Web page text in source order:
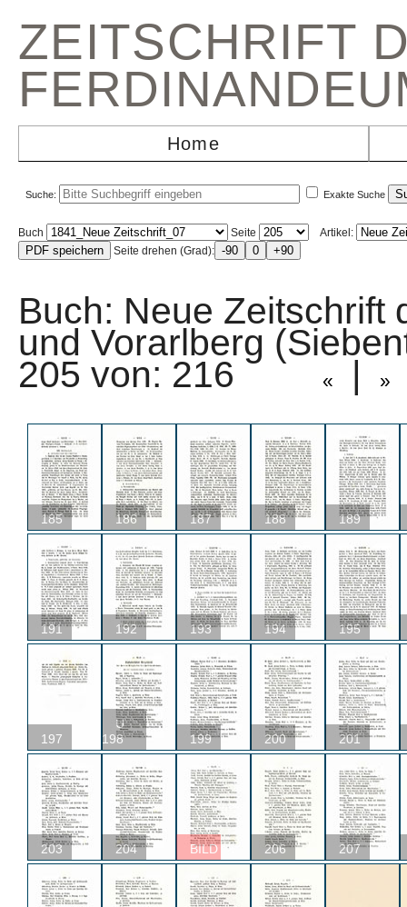
ZEITSCHRIFT
Home
Suche: Exakte Suche
Buch Seite
Artikel:
Seite drehen (Grad):
Buch: Neue Zeitschrift
und Vorarlberg
205 von: 216 « | »
185 186 187 188 189
191 192 193 194 195
197
U
198
199 200 201
203 204 BILD 206 207